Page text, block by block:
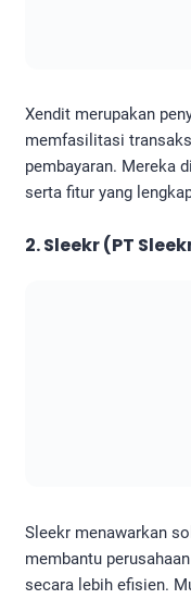
Xendit merupakan
memfasilitasi
pembayaran. Mereka
serta fitur yang
2. Sleekr (PT
Sleekr menawarkan
membantu
secara lebih efisien.